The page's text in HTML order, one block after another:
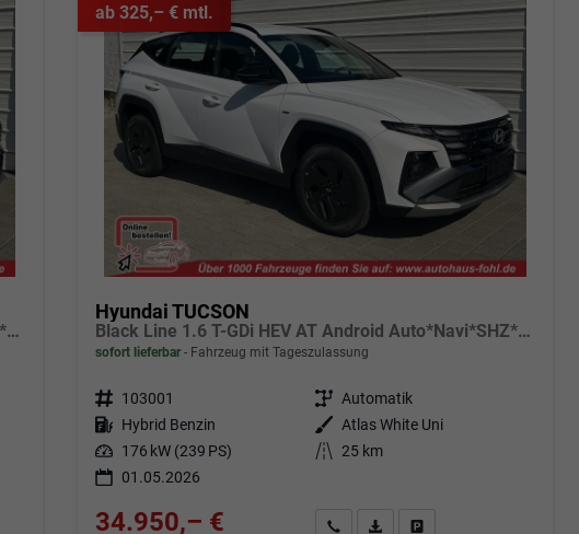
Black Line 1.6 T-GDi HEV AT Android Auto*Navi*SHZ*Kamera*2Z Klimaauto*
ab 325,– € mtl.
Hyundai TUCSON
Black Line 1.6 T-GDi HEV AT Android Auto*Navi*SHZ*Kamera*2Z Klimaauto*
sofort lieferbar Fahrzeug mit Tageszulassung
Fahrzeugnr. 103001 Getriebe Automatik
Kraftstoff Hybrid Benzin Außenfarbe Atlas White Uni
Leistung 176 kW (239 PS) Kilometerstand 25 km
01.05.2026
34.950,– € Angebot anfordern
Fahrzeugexpose (PDF)
Fahrzeug parken